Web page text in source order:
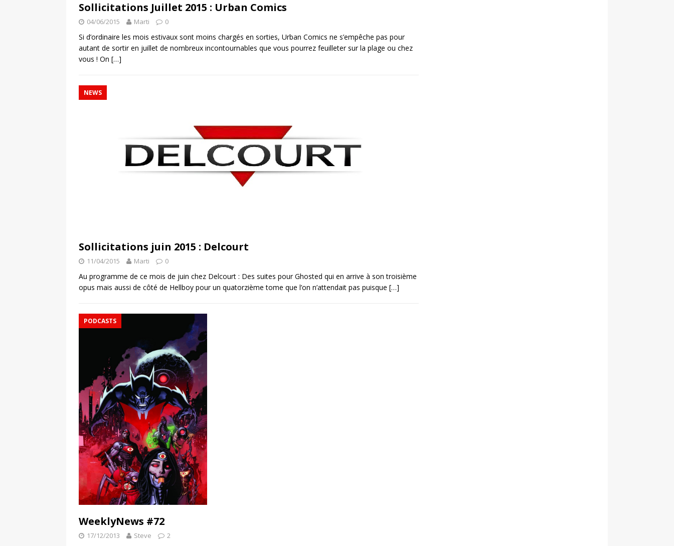
Sollicitations Juillet 2015 : Urban Comics
04/06/2015 Marti 0
Si d’ordinaire les mois estivaux sont moins chargés en sorties, Urban Comics ne s’empêche pas pour
autant de sortir en juillet de nombreux incontournables que vous pourrez feuilleter sur la plage ou chez
vous ! On […]
NEWS
Sollicitations juin 2015 : Delcourt
11/04/2015 Marti 0
Au programme de ce mois de juin chez Delcourt : Des suites pour Ghosted qui en arrive à son troisième
opus mais aussi de côté de Hellboy pour un quatorzième tome que l’on n’attendait pas puisque […]
PODCASTS
WeeklyNews #72
17/12/2013 Steve 2